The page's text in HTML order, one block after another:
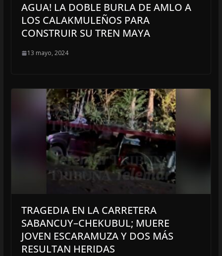
AGUA! LA DOBLE BURLA DE AMLO A
LOS CALAKMULEÑOS PARA
CONSTRUIR SU TREN MAYA
13 mayo, 2024
TRAGEDIA EN LA CARRETERA
SABANCUY–CHEKUBUL; MUERE
JOVEN ESCARAMUZA Y DOS MÁS
RESULTAN HERIDAS